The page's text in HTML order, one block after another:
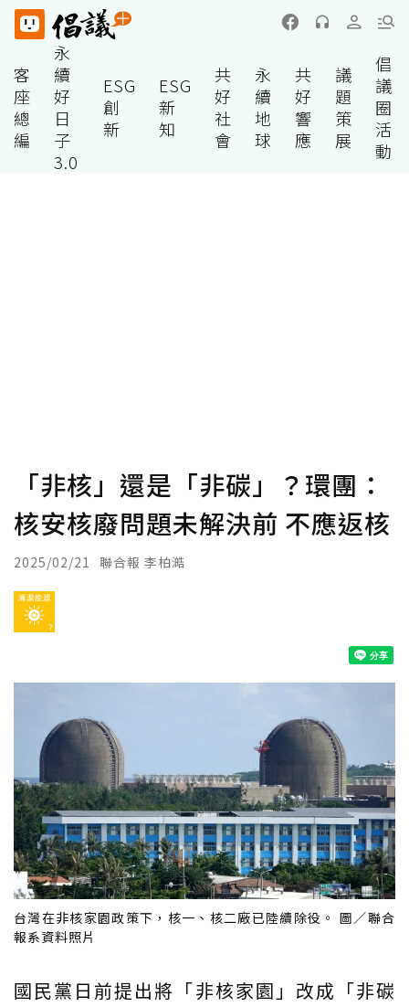
客
座
總
編
永
續
好
日
子
3.0
ESG
創
新
ESG
新
知
共
好
社
會
永
續
地
球
共
好
響
應
議
題
策
展
倡
議
圈
活
動
「非核」還是「非碳」？環團：
核安核廢問題未解決前 不應返核
2025/02/21 聯合報 李柏澔
台灣在非核家園政策下，核一、核二廠已陸續除役。 圖／聯合
報系資料照片
國民黨日前提出將「非核家園」改成「非碳